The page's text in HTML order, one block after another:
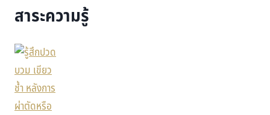
สาระความรู้